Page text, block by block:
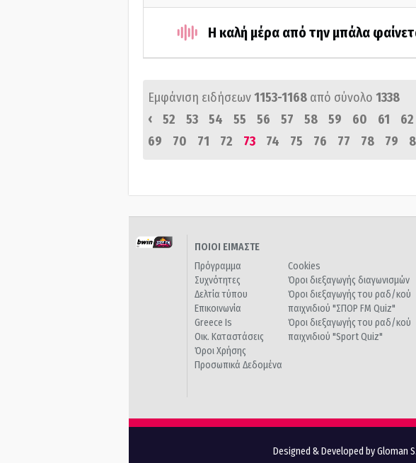
Η καλή μέρα από την μπάλα
Εμφάνιση ειδήσεων1153-1168 από σύνολο 1338
‹
52 53 54 55 56 57 58 59 60 61 62
69
70 71 72 73 74 75 76 77 78 79
ΠΟΙΟΙ ΕΙΜΑΣΤΕ
Πρόγραμμα
Συχνότητες
Δελτία τύπου
Επικοινωνία
Greece Is
Οικ. Καταστάσεις
Όροι Χρήσης
Προσωπικά Δεδομένα
Cookies
Όροι διεξαγωγής διαγωνισμών
Όροι διεξαγωγής του ραδ/κού
παιχνιδιού "ΣΠΟΡ FM Quiz"
Όροι διεξαγωγής του ραδ/κού
παιχνιδιού "Sport Quiz"
Designed & Developed by Gloman